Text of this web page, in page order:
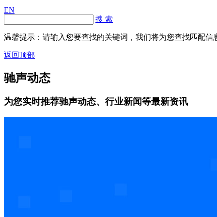
EN
搜 索
温馨提示：请输入您要查找的关键词，我们将为您查找匹配信
返回顶部
驰声动态
为您实时推荐驰声动态、行业新闻等最新资讯